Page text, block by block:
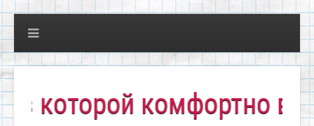
комфортно всем!"